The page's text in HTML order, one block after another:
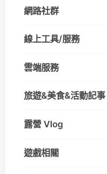
網路社群
線上工具/服務
雲端服務
旅遊&美食&活動記事
露營 Vlog
遊戲相關